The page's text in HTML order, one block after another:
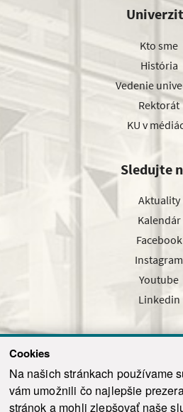
Cookies
Na našich stránkach používame
vám umožnili čo najlepšie
stránok a mohli zlepšovať naše
Kto sme
História
Vedenie
Rektorát
KU v
Sledujte
Aktuality
Kalendár
Facebook
Instagram
Youtube
Linkedin